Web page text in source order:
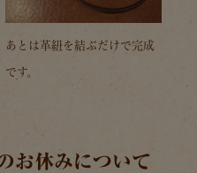
あとは革紐を結ぶだけで完成
です。
お休みについて